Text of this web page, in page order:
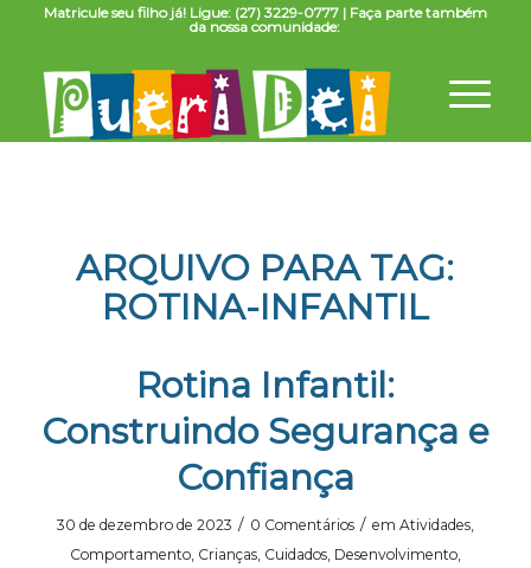
Matricule seu filho já! Ligue: (27) 3229-0777 | Faça parte também
da nossa comunidade:
ARQUIVO PARA TAG:
ROTINA-INFANTIL
Rotina Infantil:
Construindo Segurança e
Confiança
30 de dezembro de 2023 / 0 Comentários / em Atividades,
Comportamento, Crianças, Cuidados, Desenvolvimento,